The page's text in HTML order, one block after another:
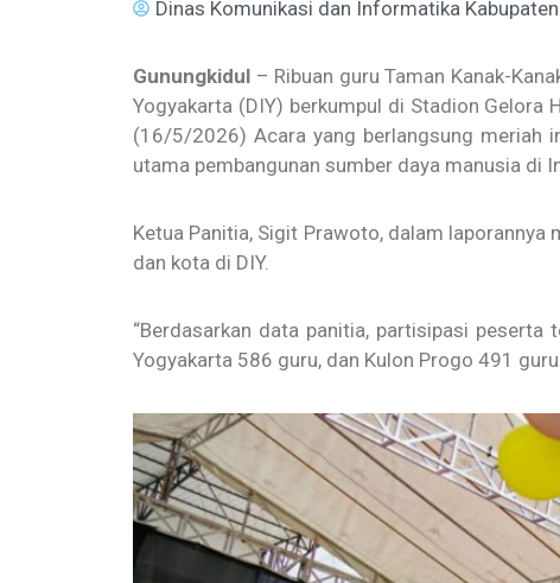
Dinas Komunikasi dan Informatika
Gunungkidul – Ribuan guru Taman Kanak-
Yogyakarta (DIY) berkumpul di Stadion Gelora
(16/5/2026) Acara yang berlangsung meriah
utama pembangunan sumber daya manusia di
Ketua Panitia, Sigit Prawoto, dalam
dan kota di DIY.
“Berdasarkan data panitia, partisipasi
Yogyakarta 586 guru, dan Kulon Progo 491